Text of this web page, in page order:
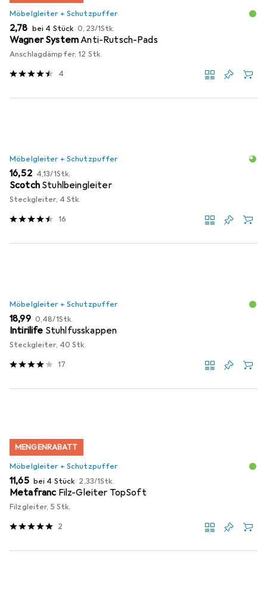
Möbelgleiter + Schutzpuffer
EUR
2,78 bei 4 Stück EUR
0,23/1Stk.
Wagner SystemAnti-Rutsch-Pads
Anschlagdämpfer, 12 Stk.
4
Möbelgleiter + Schutzpuffer
EUR
16,52 EUR
4,13/1Stk.
Scotch Stuhlbeingleiter
Steckgleiter, 4 Stk.
16
Möbelgleiter + Schutzpuffer
EUR
18,99 EUR
0,48/1Stk.
Intirilife Stuhlfusskappen
Steckgleiter, 40 Stk.
17
MENGENRABATT
Möbelgleiter + Schutzpuffer
EUR
11,65 bei 4 Stück EUR
2,33/1Stk.
Metafranc Filz-Gleiter TopSoft
Filzgleiter, 5 Stk.
2